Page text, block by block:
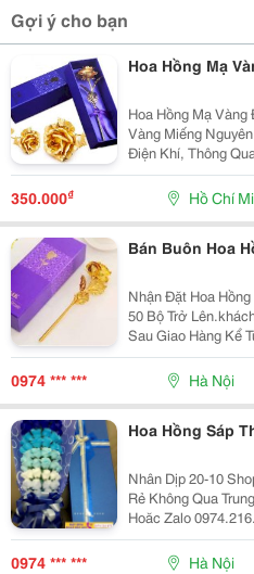
Gợi ý cho bạn
Hoa Hồng Mạ
Hoa Hồng Mạ
Vàng Miếng
Điện Khí, Thông
Dụng Kỹ Thuật
Lên Miếng Keo
350.000₫ Hồ Chí
Bán Buôn Hoa
Nhận Đặt Hoa
50 Bộ Trở
Sau Giao Hàng Kể
0974 *** *** Hà Nội
Hoa Hồng Sáp
Nhân Dịp 20-10
Rẻ Không Qua
Hoăc Zalo
Phục Vụ Ạ! Có Các Loại Như Sau: 1 Bông, 3 Bông, 5
Bông, 11 Bông, 33 Bông Và
0974 *** *** Hà Nội